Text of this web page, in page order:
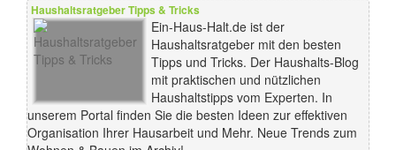
Haushaltsratgeber Tipps & Tricks
Ein-Haus-Halt.de ist der
Haushaltsratgeber mit den besten
Tipps und Tricks. Der Haushalts-Blog
mit praktischen und nützlichen
Haushaltstipps vom Experten. In
unserem Portal finden Sie die besten Ideen zur effektiven
Organisation Ihrer Hausarbeit und Mehr. Neue Trends zum